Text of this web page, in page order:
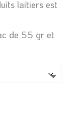
$
$
laitiers est
de 55 gr et